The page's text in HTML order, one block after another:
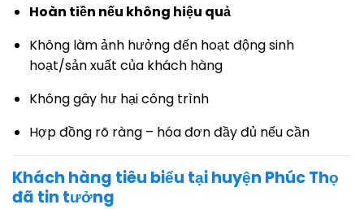
Hoàn tiền nếu không hiệu quả
Không làm ảnh hưởng đến hoạt động sinh
hoạt/sản xuất của khách hàng
Không gây hư hại công trình
Hợp đồng rõ ràng – hóa đơn đầy đủ nếu cần
Khách hàng tiêu biểu tại huyện Phúc Thọ
đã tin tưởng